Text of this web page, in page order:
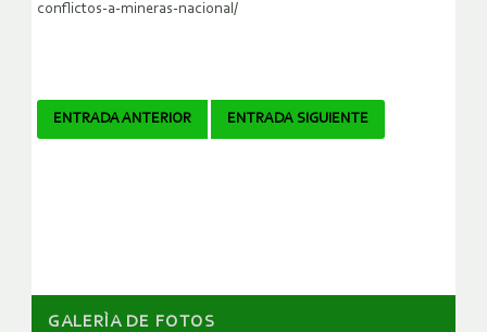
conflictos-a-mineras-nacional/
Navegador
ENTRADA ANTERIOR ENTRADA SIGUIENTE
GALERÌA DE FOTOS